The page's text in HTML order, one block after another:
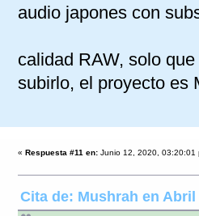
audio japones con
calidad RAW, solo
subirlo, el proyecto es
« Respuesta #11 en: Junio 12, 2020, 03:20:01
Cita de: Mushrah en Abril